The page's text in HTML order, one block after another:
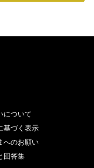
について
基づく表示
へのお願い
回答集